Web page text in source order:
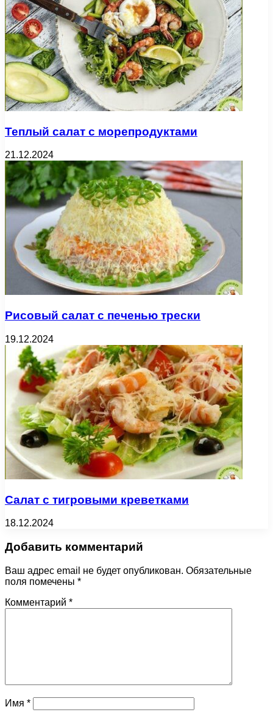
Теплый салат с морепродуктами
21.12.2024
Рисовый салат с печенью трески
19.12.2024
Салат с тигровыми креветками
18.12.2024
Добавить комментарий
Ваш адрес email не будет опубликован. Обязательные
поля помечены *
Комментарий *
Имя *